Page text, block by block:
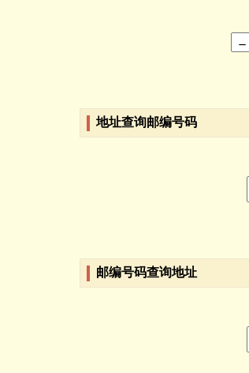
地址查询邮编号码
邮编号码查询地址